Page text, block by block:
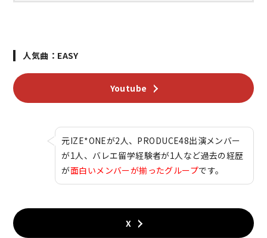
人気曲：EASY
Youtube
元IZE*ONEが2人、PRODUCE48出演メンバー
が1人、バレエ留学経験者が1人など過去の経歴
が面白いメンバーが揃ったグループです。
X